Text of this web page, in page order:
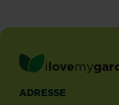
ilovemy
ADRESSE